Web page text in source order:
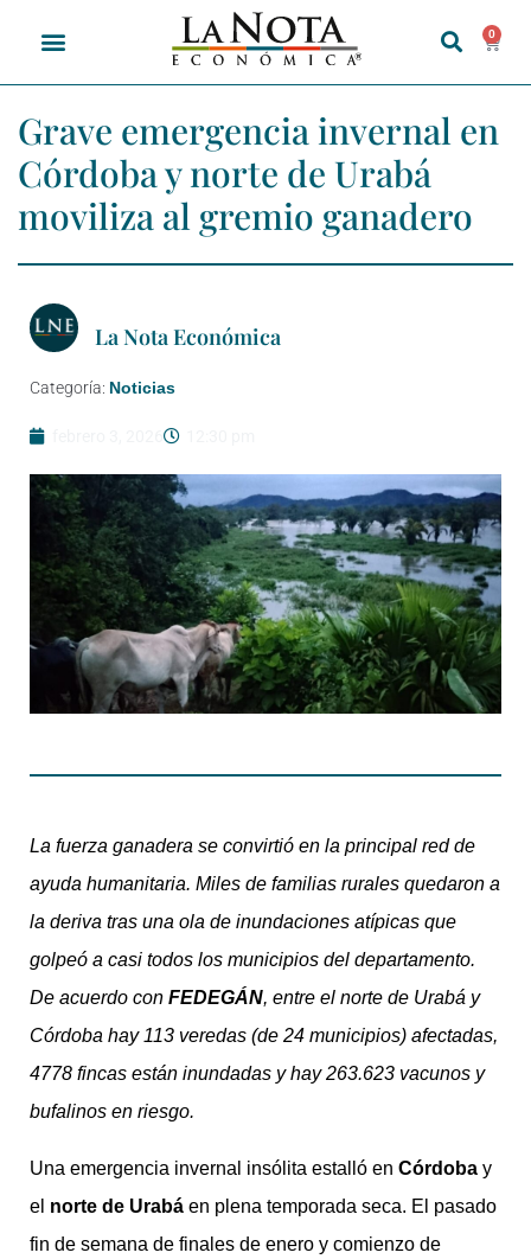
0
Grave emergencia invernal en
Córdoba y norte de Urabá
moviliza al gremio ganadero
La Nota Económica
Categoría: Noticias
La fuerza ganadera se convirtió en la principal red de
ayuda humanitaria. Miles de familias rurales quedaron a
la deriva tras una ola de inundaciones atípicas que
golpeó a casi todos los municipios del departamento.
De acuerdo con FEDEGÁN, entre el norte de Urabá y
Córdoba hay 113 veredas (de 24 municipios) afectadas,
4778 fincas están inundadas y hay 263.623 vacunos y
bufalinos en riesgo.
Una emergencia invernal insólita estalló en Córdoba y
el norte de Urabá en plena temporada seca. El pasado
fin de semana de finales de enero y comienzo de